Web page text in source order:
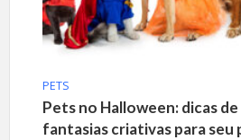
PETS
Pets no Halloween: dicas
fantasias criativas para seu